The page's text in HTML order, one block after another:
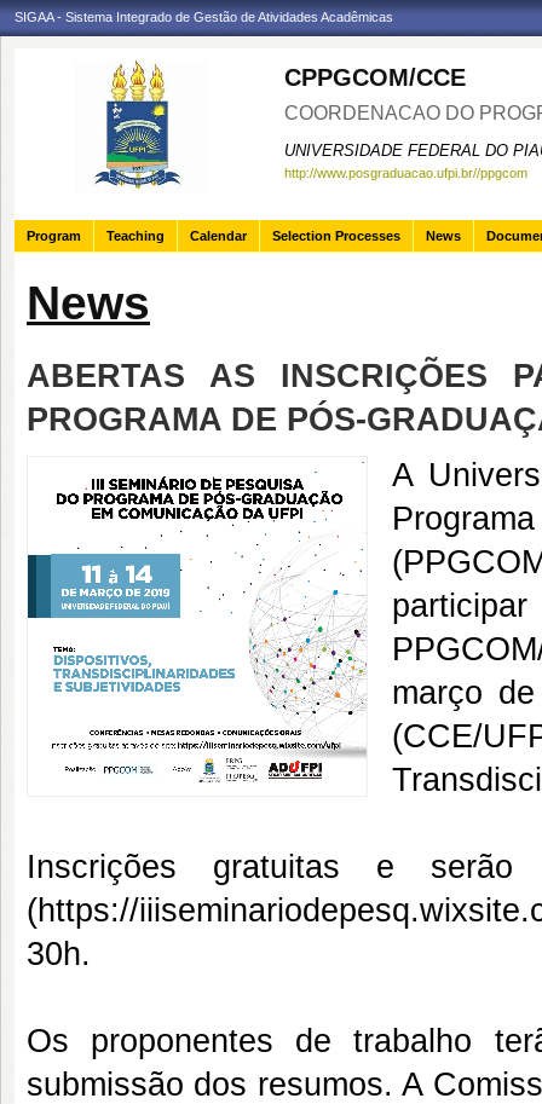
SIGAA - Sistema Integrado de Gestão de Atividades Acadêmicas
CPPGCOM/CCE
COORDENACAO DO
UNIVERSIDADE FEDERAL DO
http://www.posgraduacao.ufpi.br//ppgcom
Program Teaching Calendar Selection Processes News
News
ABERTAS AS INSCRIÇÕES
PROGRAMA DE PÓS-
A
março
(CCE/
Inscrições gratuitas e
(https://
30h.
Os proponentes de trabalho
submissão dos resumos. A